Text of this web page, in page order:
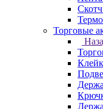
Торговые